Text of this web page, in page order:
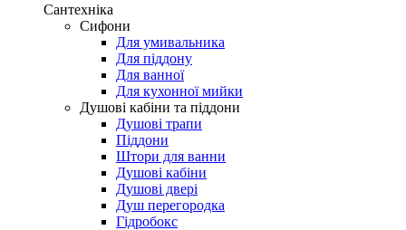
Сантехніка
Сифони
Для умивальника
Для піддону
Для ванної
Для кухонної мийки
Душові кабіни та піддони
Душові трапи
Піддони
Штори для ванни
Душові кабіни
Душові двері
Душ перегородка
Гідробокс